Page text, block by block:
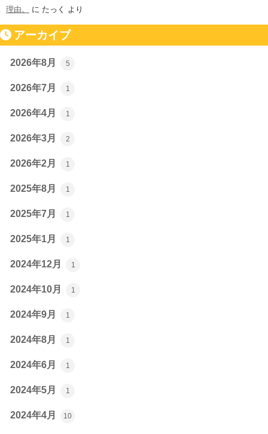
理由。
に たっく より
アーカイブ
2026年8月 5
2026年7月 1
2026年4月 1
2026年3月 2
2026年2月 1
2025年8月 1
2025年7月 1
2025年1月 1
2024年12月 1
2024年10月 1
2024年9月 1
2024年8月 1
2024年6月 1
2024年5月 1
2024年4月 10